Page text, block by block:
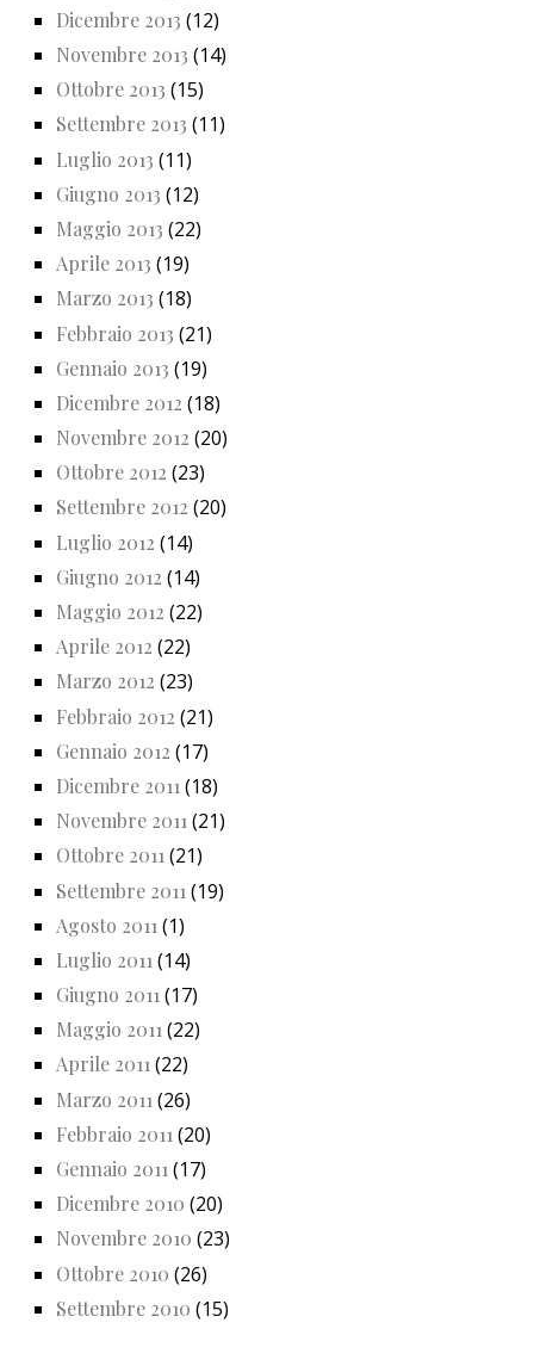
Dicembre 2013 (12)
Novembre 2013 (14)
Ottobre 2013 (15)
Settembre 2013 (11)
Luglio 2013 (11)
Giugno 2013 (12)
Maggio 2013 (22)
Aprile 2013 (19)
Marzo 2013 (18)
Febbraio 2013 (21)
Gennaio 2013 (19)
Dicembre 2012 (18)
Novembre 2012 (20)
Ottobre 2012 (23)
Settembre 2012 (20)
Luglio 2012 (14)
Giugno 2012 (14)
Maggio 2012 (22)
Aprile 2012 (22)
Marzo 2012 (23)
Febbraio 2012 (21)
Gennaio 2012 (17)
Dicembre 2011 (18)
Novembre 2011 (21)
Ottobre 2011(21)
Settembre 2011 (19)
Agosto 2011 (1)
Luglio 2011 (14)
Giugno 2011 (17)
Maggio 2011(22)
Aprile 2011(22)
Marzo 2011 (26)
Febbraio 2011 (20)
Gennaio 2011 (17)
Dicembre 2010 (20)
Novembre 2010 (23)
Ottobre 2010 (26)
Settembre 2010 (15)